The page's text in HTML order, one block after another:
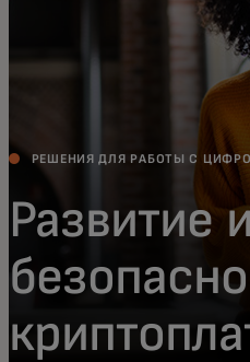
Новости и тренды
РЕШЕНИЯ ДЛЯ РАБОТЫ С
Развитие и